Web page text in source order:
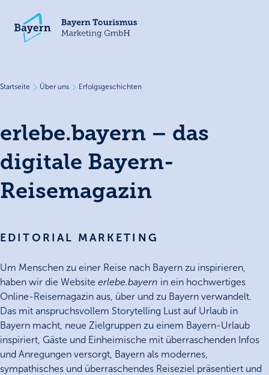
Startseite Über uns Erfolgsgeschichten
erlebe.bayern – das
digitale Bayern-
Reisemagazin
EDITORIAL MARKETING
Um Menschen zu einer Reise nach Bayern zu inspirieren,
haben wir die Website erlebe.bayern in ein hochwertiges
Online-Reisemagazin aus, über und zu Bayern verwandelt.
Das mit anspruchsvollem Storytelling Lust auf Urlaub in
Bayern macht, neue Zielgruppen zu einem Bayern-Urlaub
inspiriert, Gäste und Einheimische mit überraschenden Infos
und Anregungen versorgt, Bayern als modernes,
sympathisches und überraschendes Reiseziel präsentiert und